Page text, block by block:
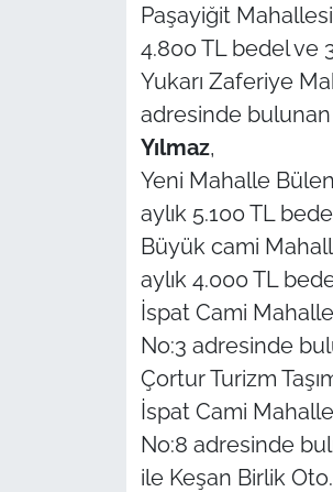
Paşayiğit
4.800 TL bedel ve
Yukarı Zaferiye
adresinde bulunan
Yılmaz,
Yeni Mahalle
aylık 5.100 TL
Büyük cami
aylık 4.000 TL
İspat Cami
No:3 adresinde
Çortur Turizm
İspat Cami
No:8 adresinde
ile Keşan Birlik
Flaş Haber
Dış Haberler
İş Dünyası
Bilim Teknoloji
English News
Canlı Maç